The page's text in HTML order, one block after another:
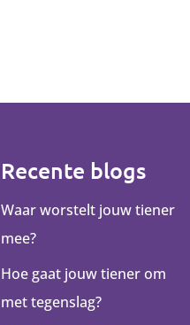
Recente blogs
Waar worstelt jouw tiener
mee?
Hoe gaat jouw tiener om
met tegenslag?